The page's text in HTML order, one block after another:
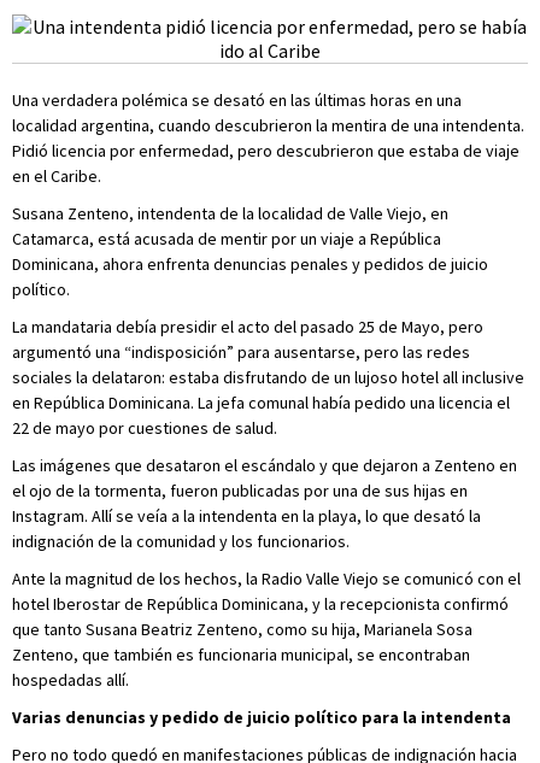
Una verdadera polémica se desató en las últimas horas en una
localidad argentina, cuando descubrieron la mentira de una intendenta.
Pidió licencia por enfermedad, pero descubrieron que estaba de viaje
en el Caribe.
Susana Zenteno, intendenta de la localidad de Valle Viejo, en
Catamarca, está acusada de mentir por un viaje a República
Dominicana, ahora enfrenta denuncias penales y pedidos de juicio
político.
La mandataria debía presidir el acto del pasado 25 de Mayo, pero
argumentó una “indisposición” para ausentarse, pero las redes
sociales la delataron: estaba disfrutando de un lujoso hotel all inclusive
en República Dominicana. La jefa comunal había pedido una licencia el
22 de mayo por cuestiones de salud.
Las imágenes que desataron el escándalo y que dejaron a Zenteno en
el ojo de la tormenta, fueron publicadas por una de sus hijas en
Instagram. Allí se veía a la intendenta en la playa, lo que desató la
indignación de la comunidad y los funcionarios.
Ante la magnitud de los hechos, la Radio Valle Viejo se comunicó con el
hotel Iberostar de República Dominicana, y la recepcionista confirmó
que tanto Susana Beatriz Zenteno, como su hija, Marianela Sosa
Zenteno, que también es funcionaria municipal, se encontraban
hospedadas allí.
Varias denuncias y pedido de juicio político para la intendenta
Pero no todo quedó en manifestaciones públicas de indignación hacia